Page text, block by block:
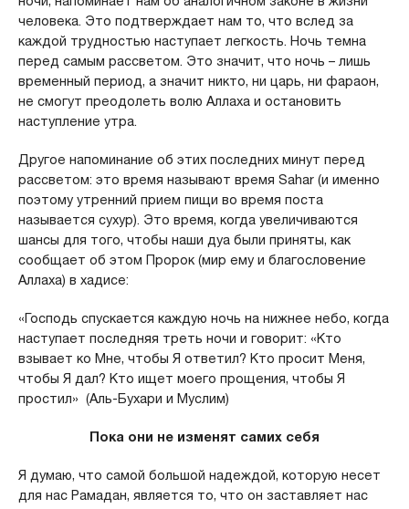
человека. Это подтверждает нам то, что вслед за
каждой трудностью наступает легкость. Ночь темна
перед самым рассветом. Это значит, что ночь – лишь
временный период, а значит никто, ни царь, ни фараон,
не смогут преодолеть волю Аллаха и остановить
наступление утра.
Другое напоминание об этих последних минут перед
рассветом: это время называют время Sahar (и именно
поэтому утренний прием пищи во время поста
называется сухур). Это время, когда увеличиваются
шансы для того, чтобы наши дуа были приняты, как
сообщает об этом Пророк (мир ему и благословение
Аллаха) в хадисе:
«Господь спускается каждую ночь на нижнее небо, когда
наступает последняя треть ночи и говорит: «Кто
взывает ко Мне, чтобы Я ответил? Кто просит Меня,
чтобы Я дал? Кто ищет моего прощения, чтобы Я
простил» (Аль-Бухари и Муслим)
Пока они не изменят самих себя
Я думаю, что самой большой надеждой, которую несет
для нас Рамадан, является то, что он заставляет нас